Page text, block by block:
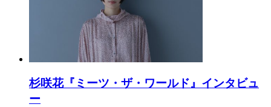
杉咲花『ミーツ・ザ・ワールド』インタビュ
ー